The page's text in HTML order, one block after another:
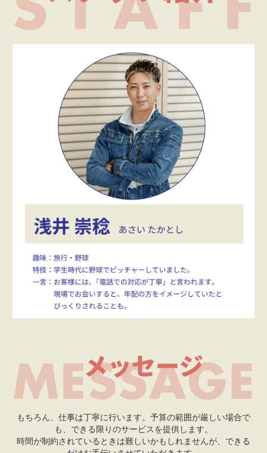
もちろん、仕事は丁寧に行います。予算の範囲が厳しい場合で
も、できる限りのサービスを提供します。
時間が制約されているときは難しいかもしれませんが、できる